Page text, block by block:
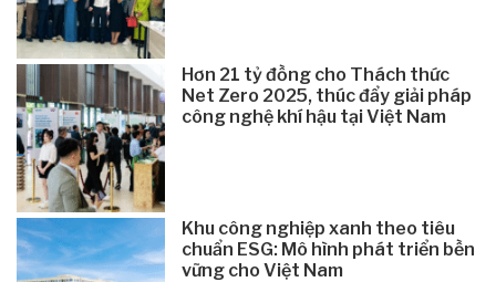
Hơn 21 tỷ đồng cho Thách thức
Net Zero 2025, thúc đẩy giải pháp
công nghệ khí hậu tại Việt Nam
Khu công nghiệp xanh theo tiêu
chuẩn ESG: Mô hình phát triển bền
vững cho Việt Nam